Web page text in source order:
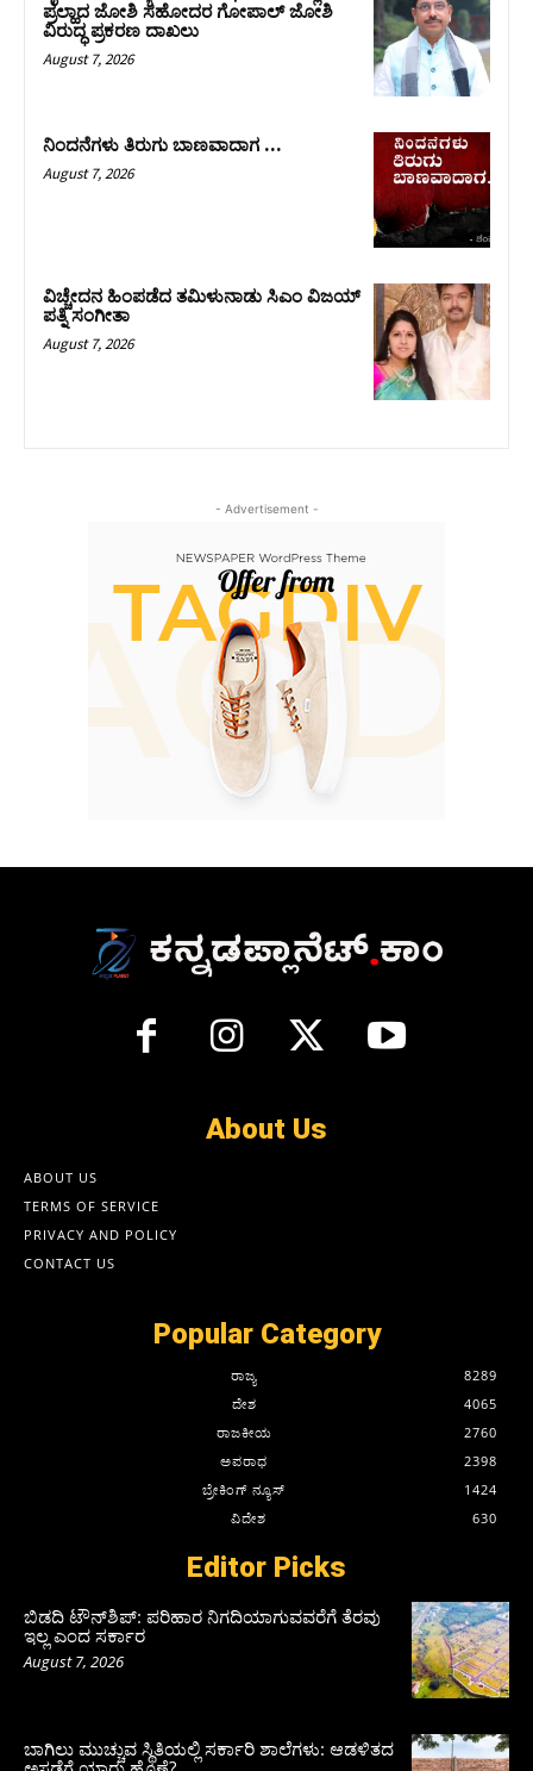
ಪ್ರಲ್ಹಾದ ಜೋಶಿ ಸಹೋದರ ಗೋಪಾಲ್ ಜೋಶಿ
ವಿರುದ್ಧ ಪ್ರಕರಣ ದಾಖಲು
August 7, 2026
ನಿಂದನೆಗಳು ತಿರುಗು ಬಾಣವಾದಾಗ …
August 7, 2026
ವಿಚ್ಚೇದನ ಹಿಂಪಡೆದ ತಮಿಳುನಾಡು ಸಿಎಂ ವಿಜಯ್‌
ಪತ್ನಿ ಸಂಗೀತಾ
August 7, 2026
- Advertisement -
About Us
ABOUT US
TERMS OF SERVICE
PRIVACY AND POLICY
CONTACT US
Popular Category
ರಾಜ್ಯ
8289
ದೇಶ
4065
ರಾಜಕೀಯ
2760
ಅಪರಾಧ
2398
ಬ್ರೇಕಿಂಗ್ ನ್ಯೂಸ್
1424
ವಿದೇಶ
630
Editor Picks
ಬಿಡದಿ ಟೌನ್‌ಶಿಪ್‌: ಪರಿಹಾರ ನಿಗದಿಯಾಗುವವರೆಗೆ ತೆರವು
ಇಲ್ಲ ಎಂದ ಸರ್ಕಾರ
August 7, 2026
ಬಾಗಿಲು ಮುಚ್ಚುವ ಸ್ಥಿತಿಯಲ್ಲಿ ಸರ್ಕಾರಿ ಶಾಲೆಗಳು: ಆಡಳಿತದ